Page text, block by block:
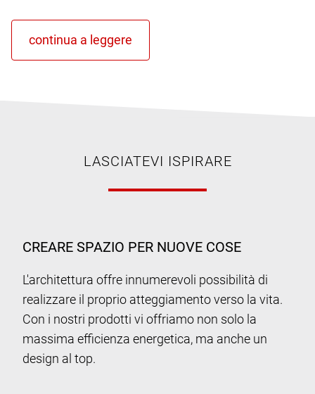
LASCIATEVI ISPIRARE
CREARE SPAZIO PER NUOVE COSE
L'architettura offre innumerevoli possibilità di
realizzare il proprio atteggiamento verso la vita.
Con i nostri prodotti vi offriamo non solo la
massima efficienza energetica, ma anche un
design al top.